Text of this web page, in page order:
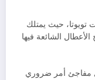
تويوتا، حيث يمتلك
الشائعة فيها
مفاجئ أمر ضروري